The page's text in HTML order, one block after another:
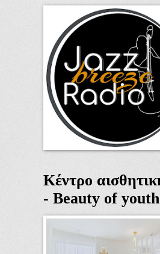
Κέντρο
- Beauty of youth